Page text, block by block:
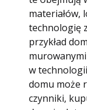
materiałów,
technologię
przykład
w
domu może
czynniki,